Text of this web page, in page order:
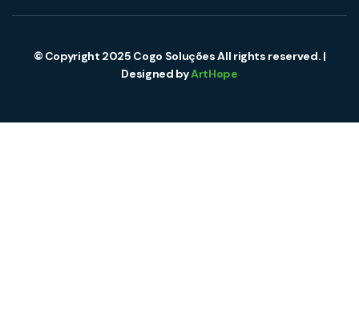
© Copyright 2025 Cogo Soluções All rights reserved. |
Designed byArtHope